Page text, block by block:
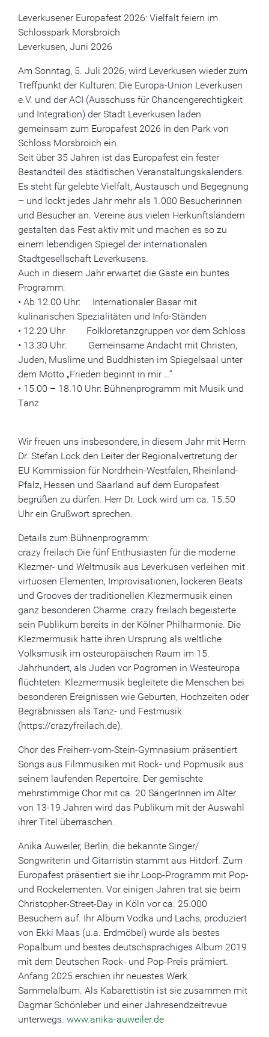
Leverkusener Europafest 2026: Vielfalt feiern im
Schlosspark Morsbroich
Leverkusen, Juni 2026
Am Sonntag, 5. Juli 2026, wird Leverkusen wieder zum
Treffpunkt der Kulturen: Die Europa-Union Leverkusen
e.V. und der ACI (Ausschuss für Chancengerechtigkeit
und Integration) der Stadt Leverkusen laden
gemeinsam zum Europafest 2026 in den Park von
Schloss Morsbroich ein.
Seit über 35 Jahren ist das Europafest ein fester
Bestandteil des städtischen Veranstaltungskalenders.
Es steht für gelebte Vielfalt, Austausch und Begegnung
– und lockt jedes Jahr mehr als 1.000 Besucherinnen
und Besucher an. Vereine aus vielen Herkunftsländern
gestalten das Fest aktiv mit und machen es so zu
einem lebendigen Spiegel der internationalen
Stadtgesellschaft Leverkusens.
Auch in diesem Jahr erwartet die Gäste ein buntes
Programm:
• Ab 12.00 Uhr: Internationaler Basar mit
kulinarischen Spezialitäten und Info-Ständen
• 12.20 Uhr Folkloretanzgruppen vor dem Schloss
• 13.30 Uhr: Gemeinsame Andacht mit Christen,
Juden, Muslime und Buddhisten im Spiegelsaal unter
dem Motto „Frieden beginnt in mir …“
• 15.00 – 18.10 Uhr: Bühnenprogramm mit Musik und
Tanz
Wir freuen uns insbesondere, in diesem Jahr mit Herrn
Dr. Stefan Lock den Leiter der Regionalvertretung der
EU Kommission für Nordrhein-Westfalen, Rheinland-
Pfalz, Hessen und Saarland auf dem Europafest
begrüßen zu dürfen. Herr Dr. Lock wird um ca. 15.50
Uhr ein Grußwort sprechen.
Details zum Bühnenprogramm:
crazy freilach Die fünf Enthusiasten für die moderne
Klezmer- und Weltmusik aus Leverkusen verleihen mit
virtuosen Elementen, Improvisationen, lockeren Beats
und Grooves der traditionellen Klezmermusik einen
ganz besonderen Charme. crazy freilach begeisterte
sein Publikum bereits in der Kölner Philharmonie. Die
Klezmermusik hatte ihren Ursprung als weltliche
Volksmusik im osteuropäischen Raum im 15.
Jahrhundert, als Juden vor Pogromen in Westeuropa
flüchteten. Klezmermusik begleitete die Menschen bei
besonderen Ereignissen wie Geburten, Hochzeiten oder
Begräbnissen als Tanz- und Festmusik
(https://crazyfreilach.de).
Chor des Freiherr-vom-Stein-Gymnasium präsentiert
Songs aus Filmmusiken mit Rock- und Popmusik aus
seinem laufenden Repertoire. Der gemischte
mehrstimmige Chor mit ca. 20 SängerInnen im Alter
von 13-19 Jahren wird das Publikum mit der Auswahl
ihrer Titel überraschen.
Anika Auweiler, Berlin, die bekannte Singer/
Songwriterin und Gitarristin stammt aus Hitdorf. Zum
Europafest präsentiert sie ihr Loop-Programm mit Pop-
und Rockelementen. Vor einigen Jahren trat sie beim
Christopher-Street-Day in Köln vor ca. 25.000
Besuchern auf. Ihr Album Vodka und Lachs, produziert
von Ekki Maas (u.a. Erdmöbel) wurde als bestes
Popalbum und bestes deutschsprachiges Album 2019
mit dem Deutschen Rock- und Pop-Preis prämiert.
Anfang 2025 erschien ihr neuestes Werk
Sammelalbum. Als Kabarettistin ist sie zusammen mit
Dagmar Schönleber und einer Jahresendzeitrevue
unterwegs. www.anika-auweiler.de